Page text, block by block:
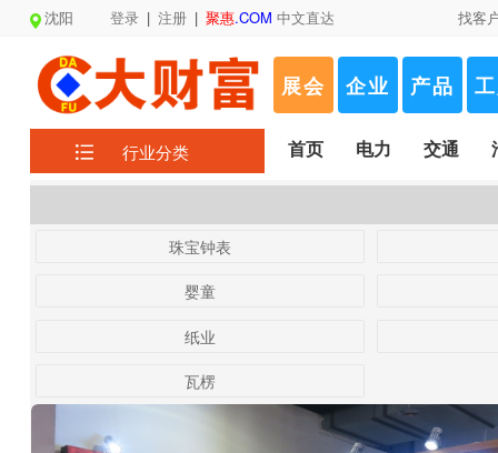
沈阳 登录 | 注册 | 聚惠.COM 中文直达 找客
展会 企业 产品
行业分类 首页 电力 交通
珠宝钟表
婴童
纸业
瓦楞